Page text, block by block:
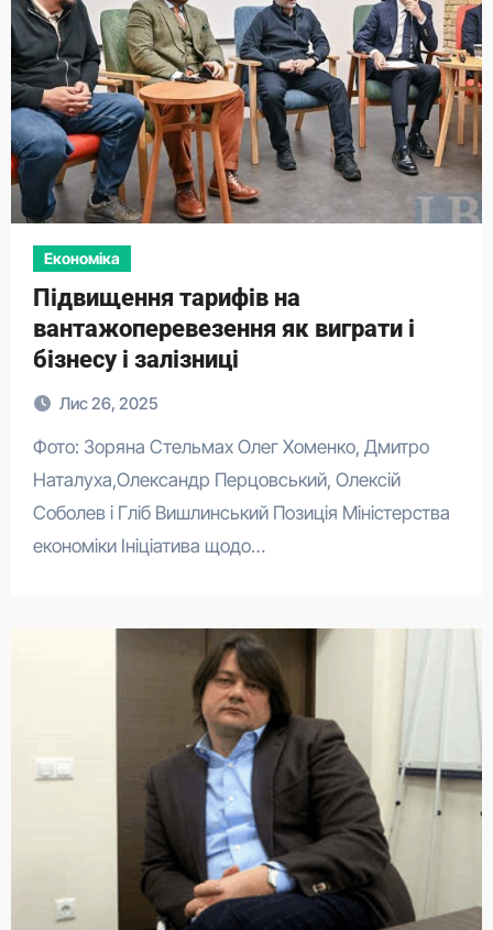
Економіка
Підвищення тарифів на
вантажоперевезення як виграти і
бізнесу і залізниці
Лис 26, 2025
Фото: Зоряна Стельмах Олег Хоменко, Дмитро
Наталуха,Олександр Перцовський, Олексій
Соболев і Гліб Вишлинський Позиція Міністерства
економіки Ініціатива щодо…